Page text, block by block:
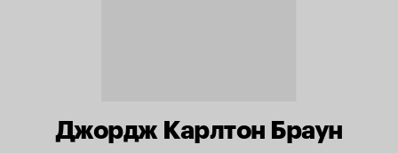
Джордж Карлтон Браун